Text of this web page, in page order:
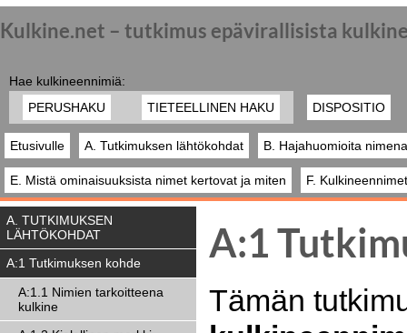
Kulkine.net – tutkimus epävirallisista
Hae kulkineennimiä:
PERUSHAKU
TIETEELLINEN HAKU DISPOSITIO
Etusivulle A. Tutkimuksen lähtökohdat B. Hajahuomioita
E. Mistä ominaisuuksista nimet kertovat ja miten F.
A. TUTKIMUKSEN
LÄHTÖKOHDAT
A:1 Tutkimuksen kohde
A:1.1 Nimien tarkoitteena
kulkine
A:1
Tämän